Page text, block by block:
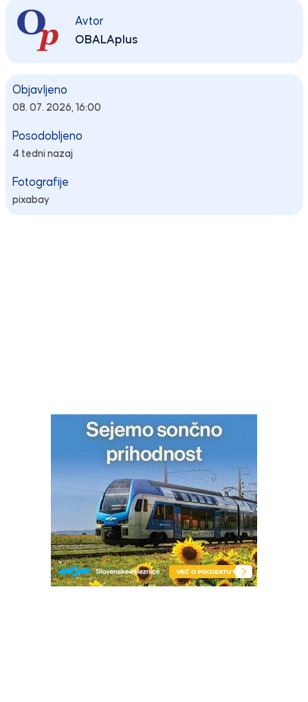
Avtor
OBALAplus
Objavljeno
08. 07. 2026, 16:00
Posodobljeno
4 tedni nazaj
Fotografije
pixabay